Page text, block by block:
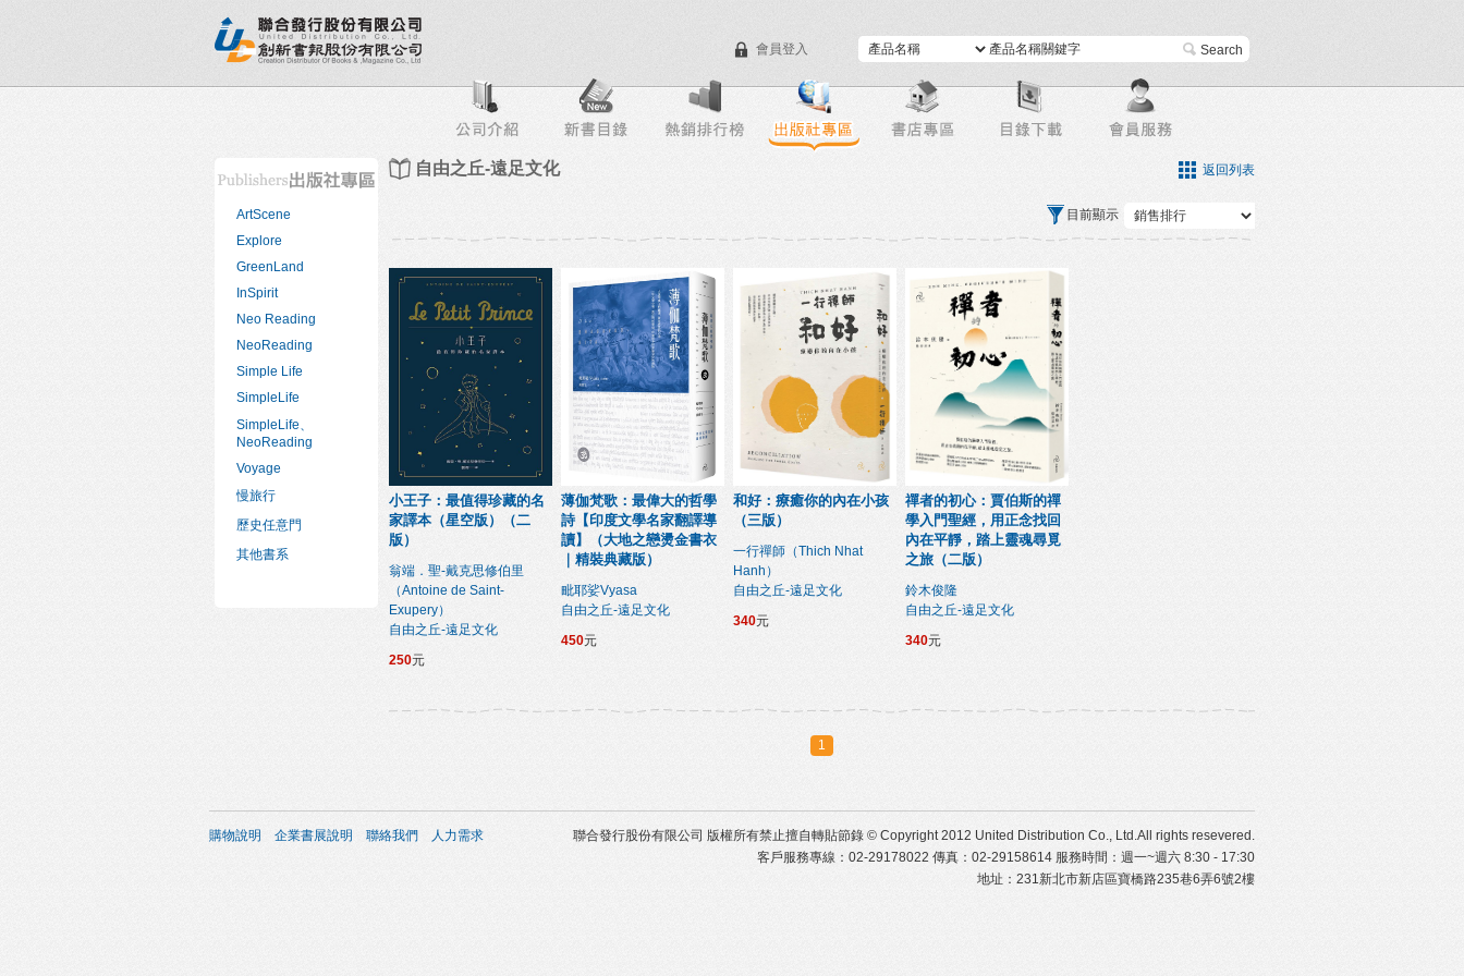
會員登入 進階搜尋
新書目錄 熱銷排行榜 出版社專區 書店專區 目錄下載 會員服務
ArtScene
Explore
GreenLand
InSpirit
Neo Reading
NeoReading
Simple Life
SimpleLife
SimpleLife、
NeoReading
Voyage
慢旅行
歷史任意門
其他書系
自由之丘-遠足文化 返回列表
目前顯示
小王子：最值得珍藏的名
家譯本（星空版）（二
版）
翁端．聖-戴克思修伯里
（Antoine de Saint-
Exupery）
自由之丘-遠足文化
250元
薄伽梵歌：最偉大的哲學
詩【印度文學名家翻譯導
讀】（大地之戀燙金書衣
｜精裝典藏版）
毗耶娑Vyasa
自由之丘-遠足文化
450元
和好：療癒你的內在小孩
（三版）
一行禪師（Thich Nhat
Hanh）
自由之丘-遠足文化
340元
禪者的初心：賈伯斯的禪
學入門聖經，用正念找回
內在平靜，踏上靈魂尋覓
之旅（二版）
鈴木俊隆
自由之丘-遠足文化
340元
1
購物說明 企業書展說明 聯絡我們 人力需求
聯合發行股份有限公司 版權所有禁止擅自轉貼節錄 © Copyright 2012 United Distribution Co., Ltd.All rights resevered.
客戶服務專線：02-29178022 傳真：02-29158614 服務時間：週一~週六 8:30 - 17:30
地址：231新北市新店區寶橋路235巷6弄6號2樓